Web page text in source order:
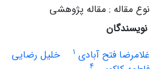
نوع مقاله : مقاله پژوهشی
نویسندگان
غلامرضا فتح آبادی 1 خلیل رضایی
4